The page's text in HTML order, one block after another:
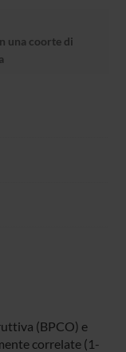
una coorte di
(BPCO) e
correlate (1-